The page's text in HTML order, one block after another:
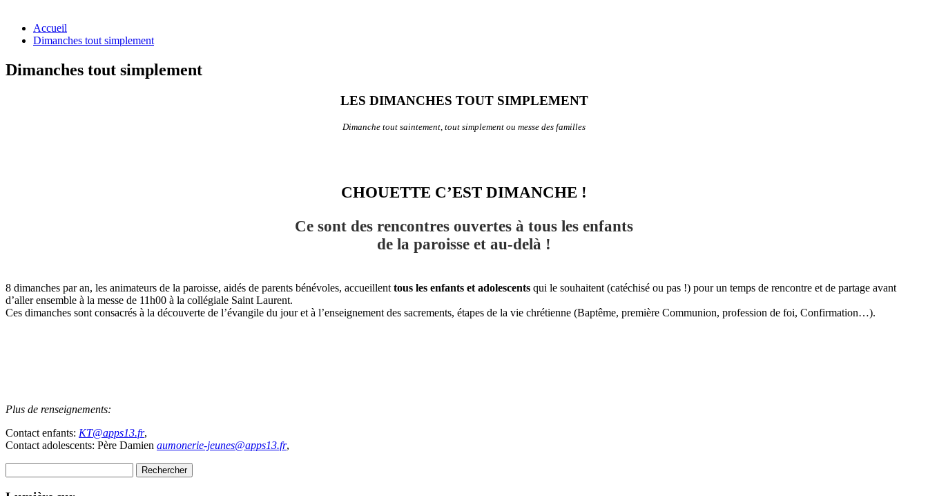
Accueil
Dimanches tout simplement
Dimanches tout simplement
LES DIMANCHES TOUT SIMPLEMENT
Dimanche tout saintement, tout simplement ou messe des familles
CHOUETTE C’EST DIMANCHE !
Ce sont des rencontres ouvertes à tous les enfants
de la paroisse et au-delà !
8 dimanches par an, les animateurs de la paroisse, aidés de parents bénévoles, accueillent tous les enfants et adolescents qui le souhaitent (catéchisé ou pas !) pour un temps de rencontre et de partage avant
d’aller ensemble à la messe de 11h00 à la collégiale Saint Laurent.
Ces dimanches sont consacrés à la découverte de l’évangile du jour et à l’enseignement des sacrements, étapes de la vie chrétienne (Baptême, première Communion, profession de foi, Confirmation…).
Plus de renseignements:
Contact enfants: KT@apps13.fr,
Contact adolescents: Père Damien aumonerie-jeunes@apps13.fr,